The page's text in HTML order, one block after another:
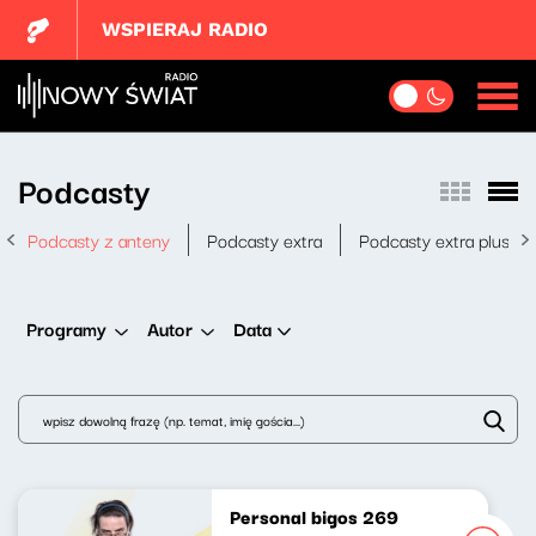
WSPIERAJ RADIO
Podcasty
Podcasty z anteny Podcasty extra Podcasty extra plus
Programy Autor Data
Personal bigos 269